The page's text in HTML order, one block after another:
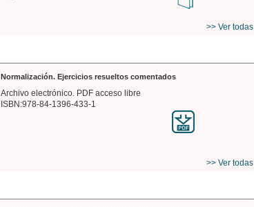
>> Ver todas
Normalización. Ejercicios resueltos comentados
Archivo electrónico. PDF acceso libre
ISBN:978-84-1396-433-1
>> Ver todas